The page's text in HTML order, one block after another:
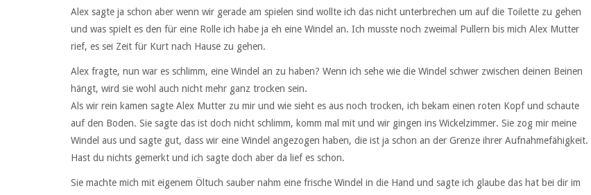
Alex sagte ja schon aber wenn wir gerade am spielen sind wollte ich das nicht unterbrechen um auf die Toilette zu gehen
und was spielt es den für eine Rolle ich habe ja eh eine Windel an. Ich musste noch zweimal Pullern bis mich Alex Mutter
rief, es sei Zeit für Kurt nach Hause zu gehen.
Alex fragte, nun war es schlimm, eine Windel an zu haben? Wenn ich sehe wie die Windel schwer zwischen deinen Beinen
hängt, wird sie wohl auch nicht mehr ganz trocken sein.
Als wir rein kamen sagte Alex Mutter zu mir und wie sieht es aus noch trocken, ich bekam einen roten Kopf und schaute
auf den Boden. Sie sagte das ist doch nicht schlimm, komm mal mit und wir gingen ins Wickelzimmer. Sie zog mir meine
Windel aus und sagte gut, dass wir eine Windel angezogen haben, die ist ja schon an der Grenze ihrer Aufnahmefähigkeit.
Hast du nichts gemerkt und ich sagte doch aber da lief es schon.
Sie machte mich mit eigenem Öltuch sauber nahm eine frische Windel in die Hand und sagte ich glaube das hat bei dir im